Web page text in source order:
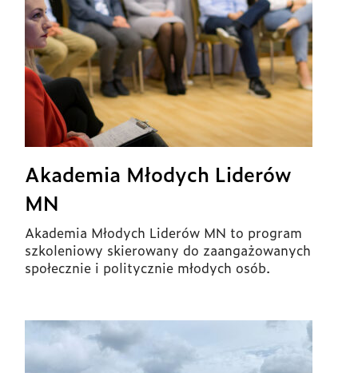
Akademia Młodych Liderów
MN
Akademia Młodych Liderów MN to program
szkoleniowy skierowany do zaangażowanych
społecznie i politycznie młodych osób.